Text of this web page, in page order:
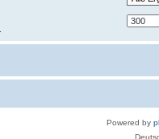
Powered by